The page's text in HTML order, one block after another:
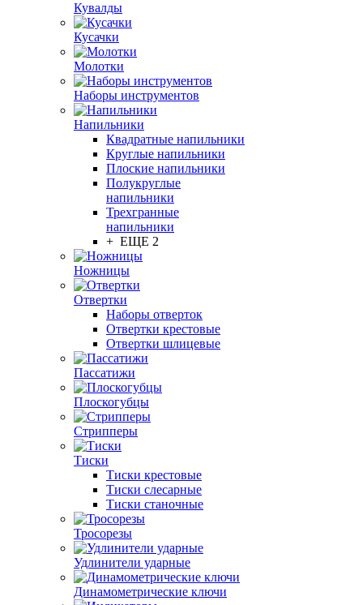
Кувалды
Кусачки
Молотки
Наборы инструментов
Напильники
Квадратные напильники
Круглые напильники
Плоские напильники
Полукруглые
напильники
Трехгранные
напильники
+ ЕЩЕ 2
Ножницы
Отвертки
Наборы отверток
Отвертки крестовые
Отвертки шлицевые
Пассатижи
Плоскогубцы
Стрипперы
Тиски
Тиски крестовые
Тиски слесарные
Тиски станочные
Тросорезы
Удлинители ударные
Динамометрические ключи